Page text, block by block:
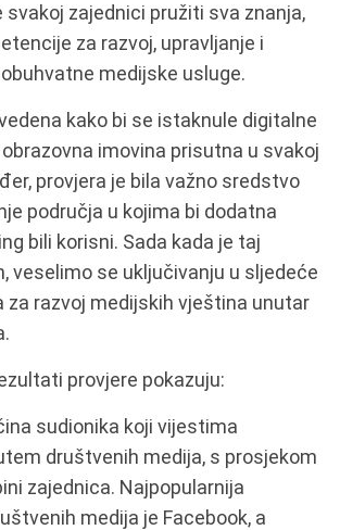
svakoj zajednici pružiti sva znanja,
za razvoj, upravljanje i
medijske usluge.
kako bi se istaknule digitalne
imovina prisutna u svakoj
provjera je bila važno sredstvo
područja u kojima bi dodatna
bili korisni. Sada kada je taj
veselimo se uključivanju u sljedeće
za razvoj medijskih vještina unutar
provjere pokazuju:
sudionika koji vijestima
društvenih medija, s prosjekom
zajednica. Najpopularnija
medija je Facebook, a